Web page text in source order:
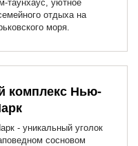
таунхаус, уютное
отдыха на
моря.
комплекс Нью-
- уникальный уголок
сосновом